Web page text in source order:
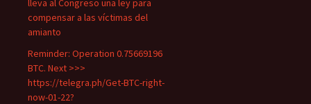
lleva al Congreso una ley para
compensar a las víctimas del
amianto
Reminder: Operation 0.75669196
BTC. Next >>>
https://telegra.ph/Get-BTC-right-
now-01-22?